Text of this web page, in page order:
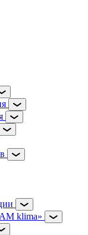
klima»